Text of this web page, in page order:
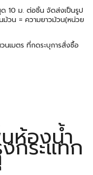
10 ม. ต่อชิ้น จัดส่งเป็นรูป
ม้วน = ความยาวม้วน(หน่วย
นเมตร ที่กดระบุการสั่งซื้อ
ห้องน้ำ
กระแทก